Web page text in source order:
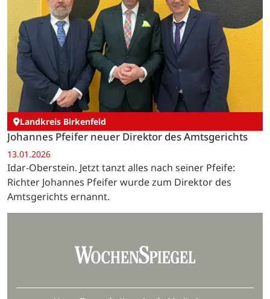
Landkreis Birkenfeld
Johannes Pfeifer neuer Direktor des Amtsgerichts
13.01.2026
Idar-Oberstein. Jetzt tanzt alles nach seiner Pfeife:
Richter Johannes Pfeifer wurde zum Direktor des
Amtsgerichts ernannt.